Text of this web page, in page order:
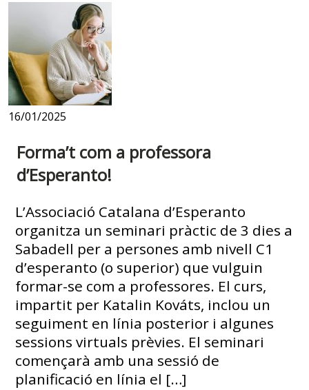
16/01/2025
Forma’t com a professora
d’Esperanto!
L’Associació Catalana d’Esperanto
organitza un seminari pràctic de 3 dies a
Sabadell per a persones amb nivell C1
d’esperanto (o superior) que vulguin
formar-se com a professores. El curs,
impartit per Katalin Kováts, inclou un
seguiment en línia posterior i algunes
sessions virtuals prèvies. El seminari
començarà amb una sessió de
planificació en línia el […]